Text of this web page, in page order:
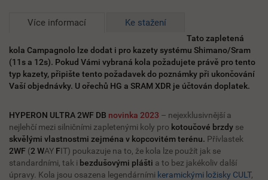
Více informací Ke stažení
Tato zapletená
kola Campagnolo lze dodat i pro kazety systému Shimano/Sram
(11s a 12s). Pokud Vámi vybraná kola požadujete právě pro tento
typ kazety, připište tento požadavek do poznámky při ukončování
Vaší objednávky. U ořechů HG a SRAM XDR je účtován doplatek.
HYPERON ULTRA 2WF DB novinka 2023 – nejexklusivnější a
nejlehčí mezi silničními zapletenými koly pro kotoučové brzdy se
skvělými vlastnostmi zejména v kopcovitém terénu. Přívlastek
2WF (2 WAY FIT) poukazuje na to, že kola lze použít jak se
standardními, tak i bezdušovými plášti a to bez jakékoliv další
úpravy. Kola jsou osazena legendárními keramickými ložisky CULT,